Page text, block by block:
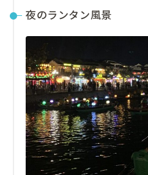
夜のランタン風景